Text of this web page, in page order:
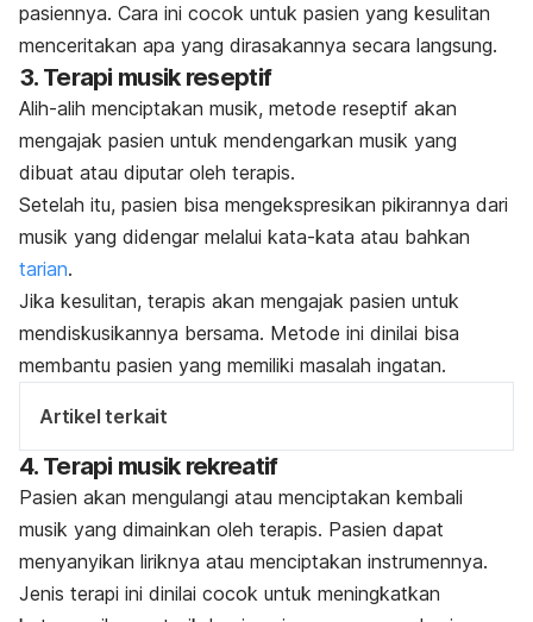
pasiennya. Cara ini cocok untuk pasien yang kesulitan
menceritakan apa yang dirasakannya secara langsung.
3. Terapi musik reseptif
Alih-alih menciptakan musik, metode reseptif akan
mengajak pasien untuk mendengarkan musik yang
dibuat atau diputar oleh terapis.
Setelah itu, pasien bisa mengekspresikan pikirannya dari
musik yang didengar melalui kata-kata atau bahkan
tarian.
Jika kesulitan, terapis akan mengajak pasien untuk
mendiskusikannya bersama. Metode ini dinilai bisa
membantu pasien yang memiliki masalah ingatan.
Artikel terkait
4. Terapi musik rekreatif
Pasien akan mengulangi atau menciptakan kembali
musik yang dimainkan oleh terapis. Pasien dapat
menyanyikan liriknya atau menciptakan instrumennya.
Jenis terapi ini dinilai cocok untuk meningkatkan